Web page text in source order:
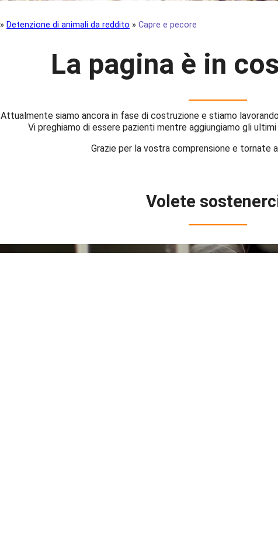
» Detenzione di animali da reddito » Capre e pecore
La pagina è in
Attualmente siamo ancora in fase di costruzione e stiamo
Vi preghiamo di essere pazienti mentre aggiungiamo gli
Grazie per la vostra comprensione e tornate
Volete